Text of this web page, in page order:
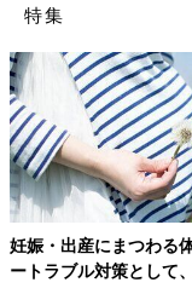
ク探しからスタート
●竹内由恵「それま
たが、やっぱり通い
に。新しい土地での
に子どもが２人いた
てもらい、私は不妊
た。自分の体に不安
なか授かれなかった
特集
妊娠・出産にまつわる
ートラブル対策として